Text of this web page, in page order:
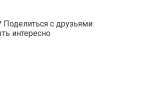
Поделиться с друзьями:
интересно